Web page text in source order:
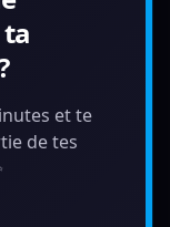
et te
de tes